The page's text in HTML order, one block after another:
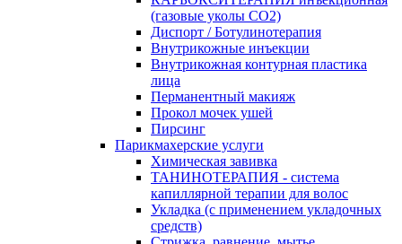
(газовые уколы СО2)
Диспорт / Ботулинотерапия
Внутрикожные инъекции
Внутрикожная контурная пластика
лица
Перманентный макияж
Прокол мочек ушей
Пирсинг
Парикмахерские услуги
Химическая завивка
ТАНИНОТЕРАПИЯ - система
капиллярной терапии для волос
Укладка (с применением укладочных
средств)